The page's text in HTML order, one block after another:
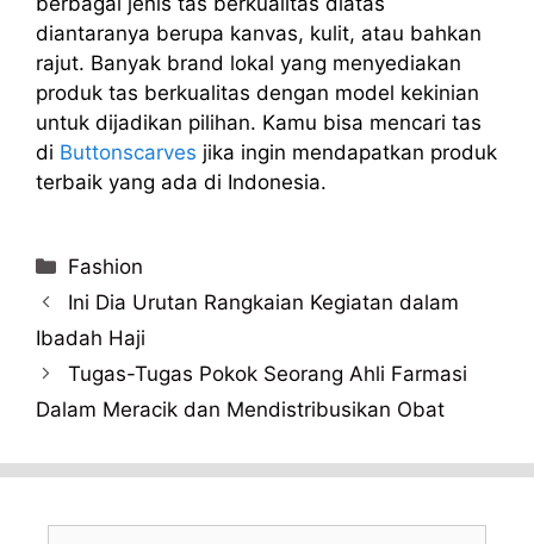
diantaranya berupa kanvas, kulit, atau bahkan
rajut. Banyak brand lokal yang menyediakan
produk tas berkualitas dengan model kekinian
untuk dijadikan pilihan. Kamu bisa mencari tas
di Buttonscarves jika ingin mendapatkan produk
terbaik yang ada di Indonesia.
Categories
Fashion
Ini Dia Urutan Rangkaian Kegiatan dalam
Ibadah Haji
Tugas-Tugas Pokok Seorang Ahli Farmasi
Dalam Meracik dan Mendistribusikan Obat